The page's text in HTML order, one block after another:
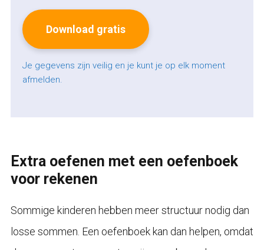
Je gegevens zijn veilig en je kunt je op elk moment
afmelden.
Extra oefenen met een oefenboek
voor rekenen
Sommige kinderen hebben meer structuur nodig dan
losse sommen. Een oefenboek kan dan helpen, omdat